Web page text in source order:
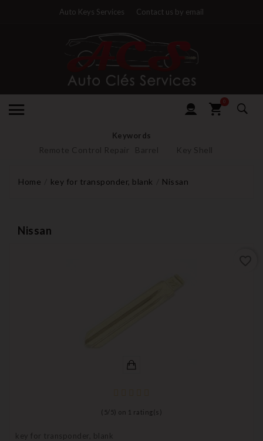
Auto Keys Services Contact us by email
0
Keywords
Remote Control Repair Barrel Key Shell
Home key for transponder, blank Nissan
Nissan
( 5/ 5) on 1 rating(s)
key for transponder, blank